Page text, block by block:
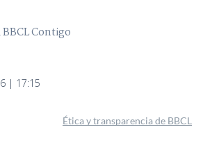
Contigo
| 17:15
Ética y transparencia de BBCL